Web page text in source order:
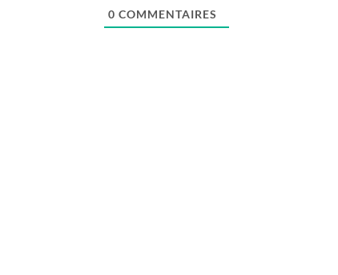
0 COMMENTAIRES